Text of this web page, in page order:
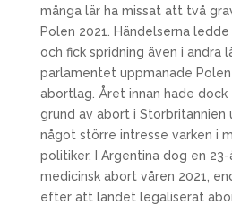
många lär ha missat att två
Polen 2021. Händelserna
och fick spridning även i andra
parlamentet uppmanade
abortlag. Året innan hade
grund av abort i
något större intresse varken i
politiker. I Argentina dog en 23-
medicinsk abort våren 2021,
efter att landet legaliserat